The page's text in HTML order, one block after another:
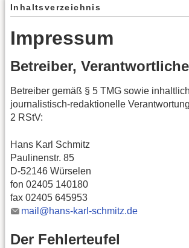
Inhaltsverzeichnis
Impressum
Betreiber,
Betreiber gemäß § 5 TMG sowie
journalistisch-redaktionelle
2 RStV:
Hans Karl Schmitz
Paulinenstr. 85
D-52146 Würselen
fon 02405 140180
fax 02405 645953
mail@hans-karl-schmitz.de
Der Fehlerteufel